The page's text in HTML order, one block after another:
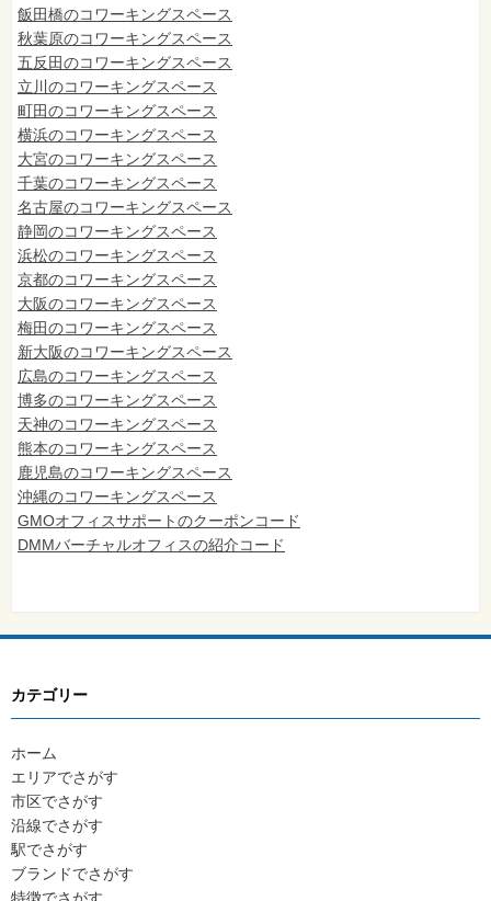
飯田橋のコワーキングスペース
秋葉原のコワーキングスペース
五反田のコワーキングスペース
立川のコワーキングスペース
町田のコワーキングスペース
横浜のコワーキングスペース
大宮のコワーキングスペース
千葉のコワーキングスペース
名古屋のコワーキングスペース
静岡のコワーキングスペース
浜松のコワーキングスペース
京都のコワーキングスペース
大阪のコワーキングスペース
梅田のコワーキングスペース
新大阪のコワーキングスペース
広島のコワーキングスペース
博多のコワーキングスペース
天神のコワーキングスペース
熊本のコワーキングスペース
鹿児島のコワーキングスペース
沖縄のコワーキングスペース
GMOオフィスサポートのクーポンコード
DMMバーチャルオフィスの紹介コード
カテゴリー
ホーム
エリアでさがす
市区でさがす
沿線でさがす
駅でさがす
ブランドでさがす